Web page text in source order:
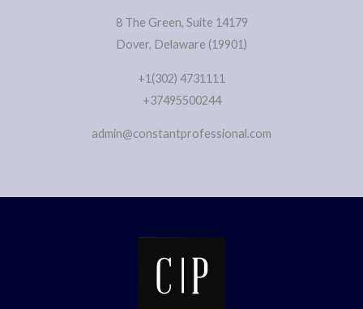
8 The Green, Suite 14179
Dover, Delaware (19901)
+1(302) 4731111
+37495500244
admin@constantprofessional.com